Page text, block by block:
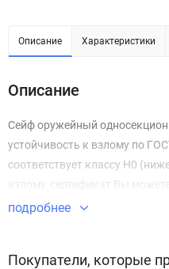
Описание Характеристики
Описание
Сейф оружейный
устойчивость к взлому по
соответствует классу Н0
взлому, сертификат Вы
подробнее
Покупатели, которые